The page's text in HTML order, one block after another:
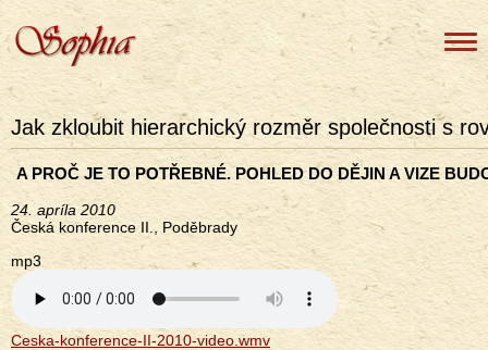
Jak zkloubit hierarchický rozměr společnosti s
A PROČ JE TO POTŘEBNÉ. POHLED DO DĚJIN A VIZE
24. apríla 2010
Česká konference II., Poděbrady
mp3
Ceska-konference-II-2010-video.wmv